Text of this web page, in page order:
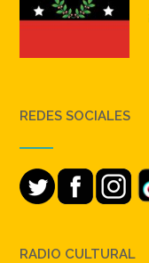
REDES SOCIALES
RADIO CULTURAL